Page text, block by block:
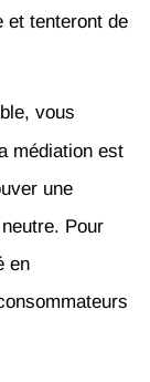
et tenteront de
vous
médiation est
une
Pour
en